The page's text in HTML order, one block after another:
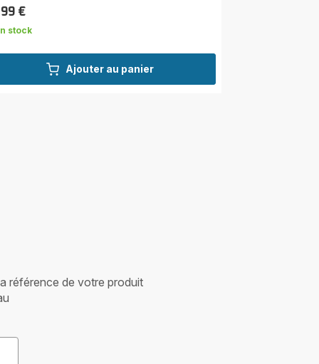
Ajouter au panier
€
stock
référence de votre produit